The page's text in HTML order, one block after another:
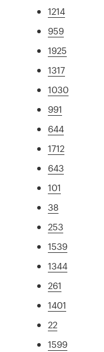
1214
959
1925
1317
1030
991
644
1712
643
101
38
253
1539
1344
261
1401
22
1599